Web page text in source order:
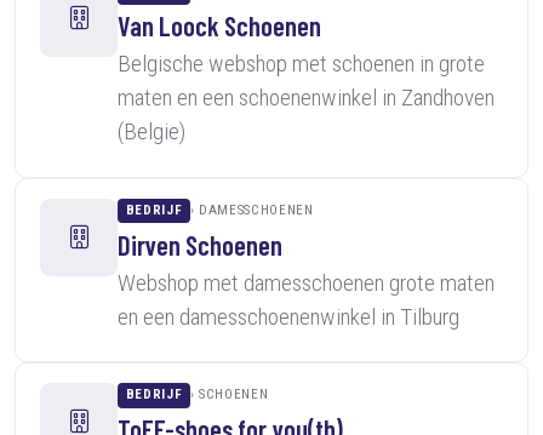
Van Loock Schoenen
Belgische webshop met schoenen in grote
maten en een schoenenwinkel in Zandhoven
(Belgie)
BEDRIJF DAMESSCHOENEN
Dirven Schoenen
Webshop met damesschoenen grote maten
en een damesschoenenwinkel in Tilburg
BEDRIJF SCHOENEN